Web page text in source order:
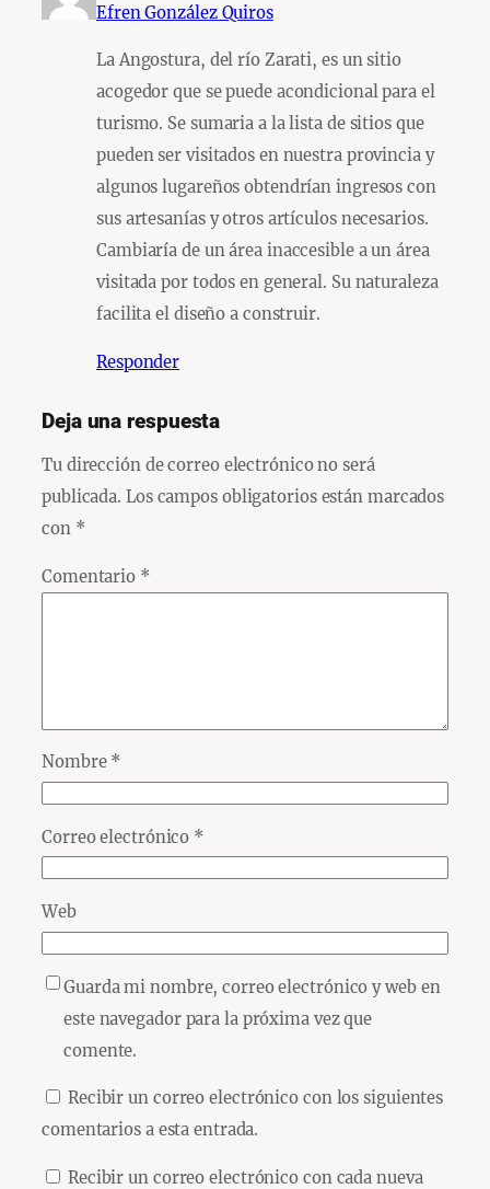
Efren González Quiros
La Angostura, del río Zarati, es un sitio
acogedor que se puede acondicional para el
turismo. Se sumaria a la lista de sitios que
pueden ser visitados en nuestra provincia y
algunos lugareños obtendrían ingresos con
sus artesanías y otros artículos necesarios.
Cambiaría de un área inaccesible a un área
visitada por todos en general. Su naturaleza
facilita el diseño a construir.
Responder
Deja una respuesta
Tu dirección de correo electrónico no será
publicada. Los campos obligatorios están marcados
con *
Comentario *
Nombre *
Correo electrónico *
Web
Guarda mi nombre, correo electrónico y web en
este navegador para la próxima vez que
comente.
Recibir un correo electrónico con los siguientes
comentarios a esta entrada.
Recibir un correo electrónico con cada nueva